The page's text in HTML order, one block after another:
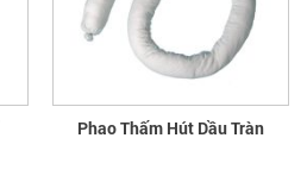
Phao Thấm Hút Dầu Tràn